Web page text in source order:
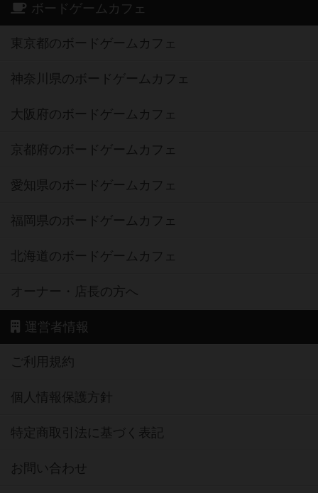
ボードゲームカフェ
東京都のボードゲームカフェ
神奈川県のボードゲームカフェ
大阪府のボードゲームカフェ
京都府のボードゲームカフェ
愛知県のボードゲームカフェ
福岡県のボードゲームカフェ
北海道のボードゲームカフェ
オーナー・店長の方へ
運営者情報
ご利用規約
個人情報保護方針
特定商取引法に基づく表記
お問い合わせ